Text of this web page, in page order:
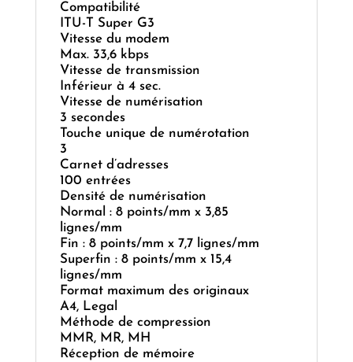
Compatibilité
ITU-T Super G3
Vitesse du modem
Max. 33,6 kbps
Vitesse de transmission
Inférieur à 4 sec.
Vitesse de numérisation
3 secondes
Touche unique de numérotation
3
Carnet d’adresses
100 entrées
Densité de numérisation
Normal : 8 points/mm x 3,85
lignes/mm
Fin : 8 points/mm x 7,7 lignes/mm
Superfin : 8 points/mm x 15,4
lignes/mm
Format maximum des originaux
A4, Legal
Méthode de compression
MMR, MR, MH
Réception de mémoire